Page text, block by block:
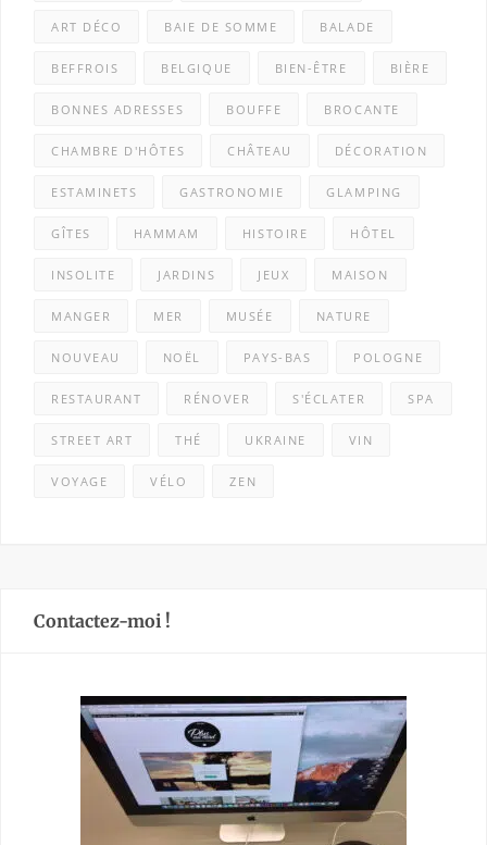
ART DÉCO BAIE DE SOMME BALADE
BEFFROIS BELGIQUE BIEN-ÊTRE BIÈRE
BONNES ADRESSES BOUFFE BROCANTE
CHAMBRE D'HÔTES CHÂTEAU DÉCORATION
ESTAMINETS GASTRONOMIE GLAMPING
GÎTES HAMMAM HISTOIRE HÔTEL
INSOLITE JARDINS JEUX MAISON
MANGER MER MUSÉE NATURE
NOUVEAU NOËL PAYS-BAS POLOGNE
RESTAURANT RÉNOVER S'ÉCLATER SPA
STREET ART THÉ UKRAINE VIN
VOYAGE VÉLO ZEN
Contactez-moi !